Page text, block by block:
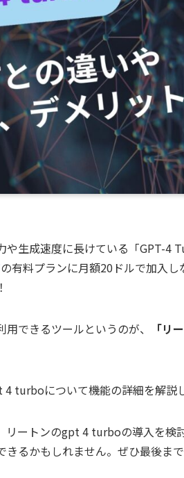
生成速度に長けている「GPT-4
の有料プランに月額20ドルで加入
できるツールというのが、 「リ
turboについて機能の詳細を解説し
リートンのgpt 4 turboの導入を検
るかもしれません。ぜひ最後まで